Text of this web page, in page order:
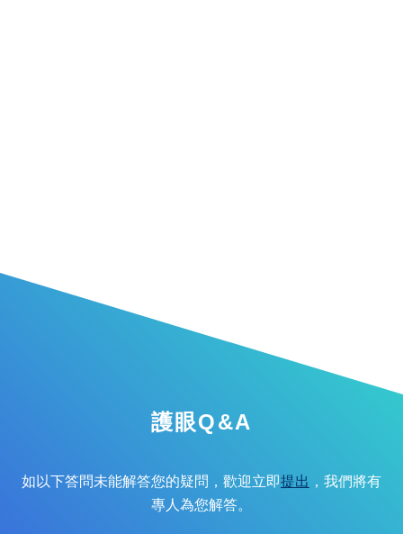
護眼Q&A
如以下答問未能解答您的疑問，歡迎立即提出 ，我們將有
專人為您解答。